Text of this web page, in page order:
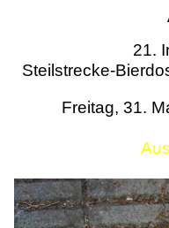
Literatur
Termine
21.
Steilstrecke-
Freitag, 31.